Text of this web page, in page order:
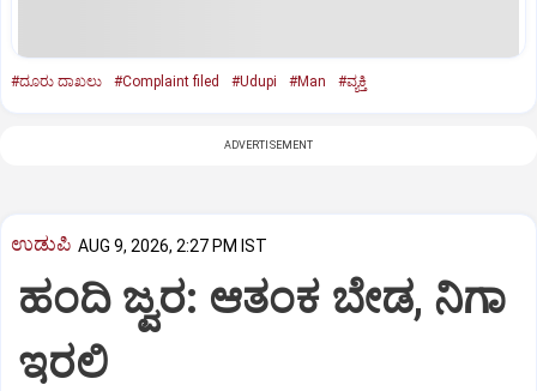
#ದೂರು ದಾಖಲು #Complaint filed #Udupi #Man #ವ್ಯಕ್ತಿ
ADVERTISEMENT
ಉಡುಪಿ AUG 9, 2026, 2:27 PM IST
ಹಂದಿ ಜ್ವರ: ಆತಂಕ ಬೇಡ, ನಿಗಾ
ಇರಲಿ